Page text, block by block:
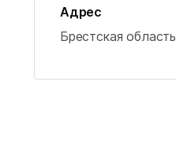
Адрес
Брестская область